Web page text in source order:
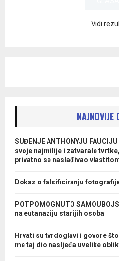
Vidi
NAJNOVIJE
SUĐENJE ANTHONYJU
svoje najmilije i zatvarale
privatno se naslađivao
Dokaz o falsificiranju
POTPOMOGNUTO
na eutanaziju starijih osoba
Hrvati su tvrdoglavi i govore
me taj dio nasljeđa uvelike